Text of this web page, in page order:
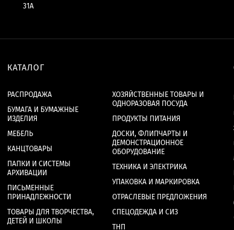
31А
КАТАЛОГ
РАСПРОДАЖА
БУМАГА И БУМАЖНЫЕ
ИЗДЕЛИЯ
МЕБЕЛЬ
КАНЦТОВАРЫ
ПАПКИ И СИСТЕМЫ
АРХИВАЦИИ
ПИСЬМЕННЫЕ
ПРИНАДЛЕЖНОСТИ
ТОВАРЫ ДЛЯ ТВОРЧЕСТВА,
ДЕТЕЙ И ШКОЛЫ
ХОЗЯЙСТВЕННЫЕ ТОВАРЫ И
ОДНОРАЗОВАЯ ПОСУДА
ПРОДУКТЫ ПИТАНИЯ
ДОСКИ, ФЛИПЧАРТЫ И
ДЕМОНСТРАЦИОННОЕ
ОБОРУДОВАНИЕ
ТЕХНИКА И ЭЛЕКТРИКА
УПАКОВКА И МАРКИРОВКА
ОТРАСЛЕВЫЕ ПРЕДЛОЖЕНИЯ
СПЕЦОДЕЖДА И СИЗ
ТНП